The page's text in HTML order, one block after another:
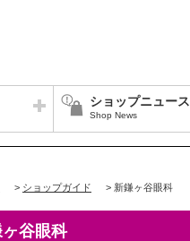
ショップニュース
Shop News
> ショップガイド > 新鎌ヶ谷眼科
谷眼科